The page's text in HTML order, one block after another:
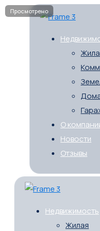
О
Новости
Отзывы
Недвижимость
Жилая